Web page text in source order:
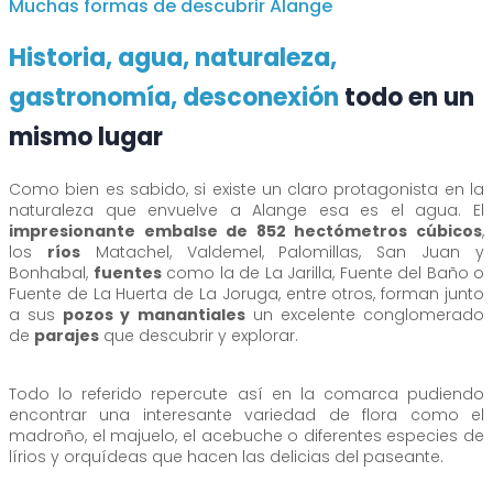
Muchas formas de descubrir Alange
Historia, agua, naturaleza,
gastronomía, desconexión todo en un
mismo lugar
Como bien es sabido, si existe un claro protagonista en la
naturaleza que envuelve a Alange esa es el agua. El
impresionante embalse de 852 hectómetros cúbicos,
los ríosMatachel, Valdemel, Palomillas, San Juan y
Bonhabal, fuentescomo la de La Jarilla, Fuente del Baño o
Fuente de La Huerta de La Joruga, entre otros, forman junto
a sus pozos y manantialesun excelente conglomerado
de parajes que descubrir y explorar.
Todo lo referido repercute así en la comarca pudiendo
encontrar una interesante variedad de flora como el
madroño, el majuelo, el acebuche o diferentes especies de
lírios y orquídeas que hacen las delicias del paseante.